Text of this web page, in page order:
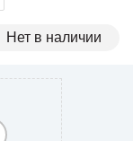
Нет в наличии